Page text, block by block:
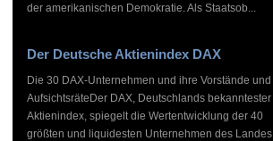
der amerikanischen Demokratie. Als Staatsob...
Der Deutsche Aktienindex DAX
Die 30 DAX-Unternehmen und ihre Vorstände und
AufsichtsräteDer DAX, Deutschlands bekanntester
Aktienindex, spiegelt die Wertentwicklung der 40
größten und liquidesten Unternehmen des Landes